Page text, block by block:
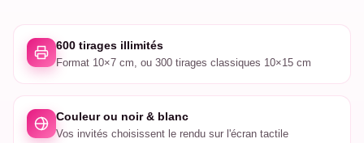
600 tirages illimités
Format 10×7 cm, ou 300 tirages classiques 10×15 cm
Couleur ou noir & blanc
Vos invités choisissent le rendu sur l'écran tactile